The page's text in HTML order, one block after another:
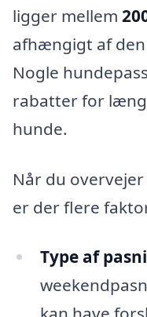
ligger mellem
afhængigt af
Nogle
rabatter for
hunde.
Når du
er der flere
Type af